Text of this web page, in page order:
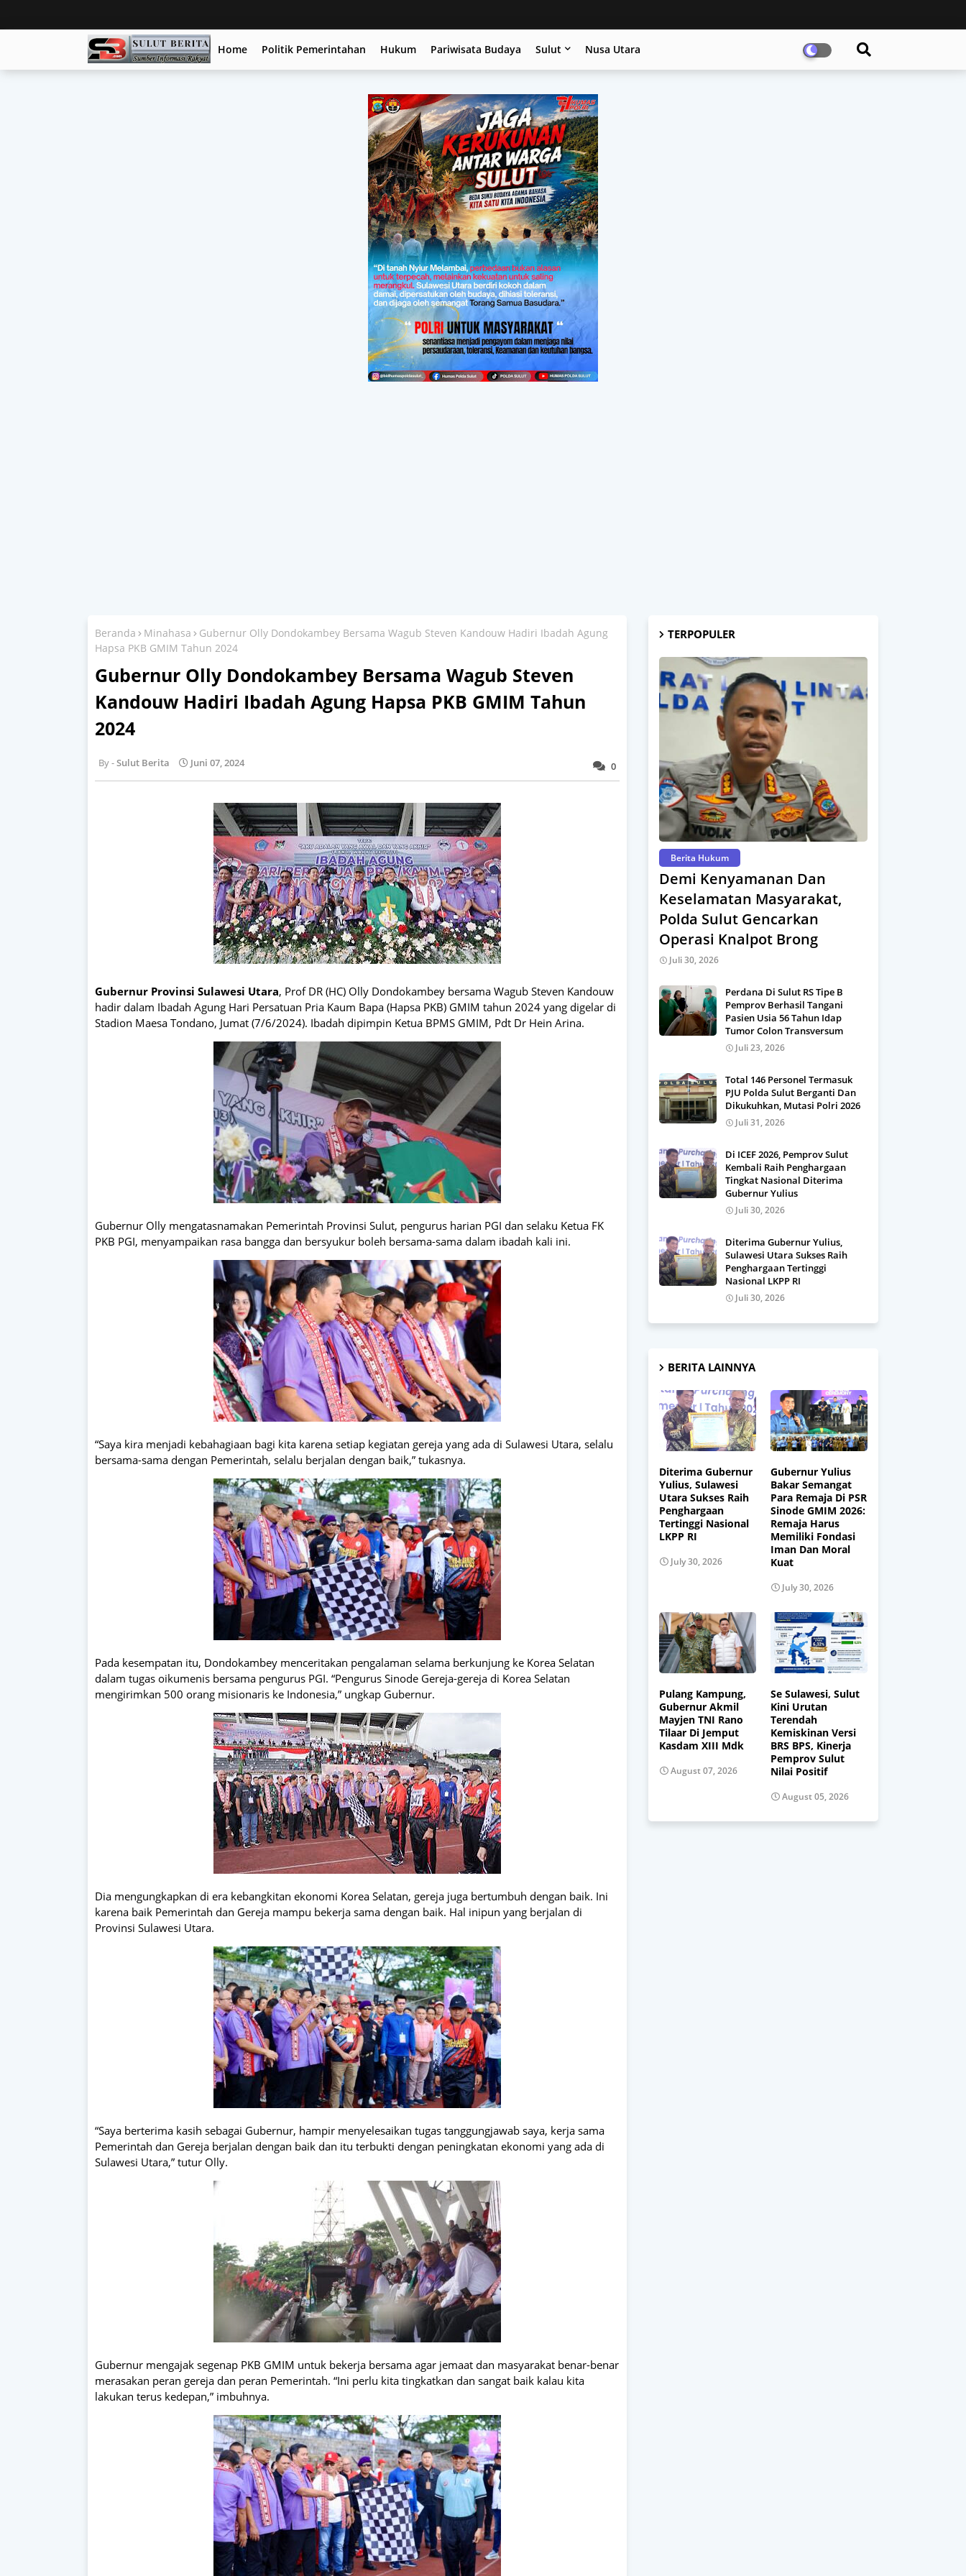
Home Politik Pemerintahan Hukum Pariwisata Budaya Sulut Nusa Utara
Beranda Minahasa
Gubernur Olly Dondokambey Bersama Wagub Steven Kandouw Hadiri Ibadah Agung
Hapsa PKB GMIM Tahun 2024
Gubernur Olly Dondokambey Bersama Wagub Steven
Kandouw Hadiri Ibadah Agung Hapsa PKB GMIM Tahun
2024
0
Sulut Berita Juni 07, 2024
Gubernur Provinsi Sulawesi Utara, Prof DR (HC) Olly Dondokambey bersama Wagub Steven Kandouw
hadir dalam Ibadah Agung Hari Persatuan Pria Kaum Bapa (Hapsa PKB) GMIM tahun 2024 yang digelar di
Stadion Maesa Tondano, Jumat (7/6/2024). Ibadah dipimpin Ketua BPMS GMIM, Pdt Dr Hein Arina.
Gubernur Olly mengatasnamakan Pemerintah Provinsi Sulut, pengurus harian PGI dan selaku Ketua FK
PKB PGI, menyampaikan rasa bangga dan bersyukur boleh bersama-sama dalam ibadah kali ini.
“Saya kira menjadi kebahagiaan bagi kita karena setiap kegiatan gereja yang ada di Sulawesi Utara, selalu
bersama-sama dengan Pemerintah, selalu berjalan dengan baik,” tukasnya.
Pada kesempatan itu, Dondokambey menceritakan pengalaman selama berkunjung ke Korea Selatan
dalam tugas oikumenis bersama pengurus PGI. “Pengurus Sinode Gereja-gereja di Korea Selatan
mengirimkan 500 orang misionaris ke Indonesia,” ungkap Gubernur.
Dia mengungkapkan di era kebangkitan ekonomi Korea Selatan, gereja juga bertumbuh dengan baik. Ini
karena baik Pemerintah dan Gereja mampu bekerja sama dengan baik. Hal inipun yang berjalan di
Provinsi Sulawesi Utara.
“Saya berterima kasih sebagai Gubernur, hampir menyelesaikan tugas tanggungjawab saya, kerja sama
Pemerintah dan Gereja berjalan dengan baik dan itu terbukti dengan peningkatan ekonomi yang ada di
Sulawesi Utara,” tutur Olly.
Gubernur mengajak segenap PKB GMIM untuk bekerja bersama agar jemaat dan masyarakat benar-benar
merasakan peran gereja dan peran Pemerintah. “Ini perlu kita tingkatkan dan sangat baik kalau kita
lakukan terus kedepan,” imbuhnya.
TERPOPULER
Berita Hukum
Demi Kenyamanan Dan
Keselamatan Masyarakat,
Polda Sulut Gencarkan
Operasi Knalpot Brong
Juli 30, 2026
Perdana Di Sulut RS Tipe B
Pemprov Berhasil Tangani
Pasien Usia 56 Tahun Idap
Tumor Colon Transversum
Juli 23, 2026
Total 146 Personel Termasuk
PJU Polda Sulut Berganti Dan
Dikukuhkan, Mutasi Polri 2026
Juli 31, 2026
Di ICEF 2026, Pemprov Sulut
Kembali Raih Penghargaan
Tingkat Nasional Diterima
Gubernur Yulius
Juli 30, 2026
Diterima Gubernur Yulius,
Sulawesi Utara Sukses Raih
Penghargaan Tertinggi
Nasional LKPP RI
Juli 30, 2026
BERITA LAINNYA
Diterima Gubernur
Yulius, Sulawesi
Utara Sukses Raih
Penghargaan
Tertinggi Nasional
LKPP RI
July 30, 2026
Gubernur Yulius
Bakar Semangat
Para Remaja Di PSR
Sinode GMIM 2026:
Remaja Harus
Memiliki Fondasi
Iman Dan Moral
Kuat
July 30, 2026
Pulang Kampung,
Gubernur Akmil
Mayjen TNI Rano
Tilaar Di Jemput
Kasdam XIII Mdk
August 07, 2026
Se Sulawesi, Sulut
Kini Urutan
Terendah
Kemiskinan Versi
BRS BPS, Kinerja
Pemprov Sulut
Nilai Positif
August 05, 2026